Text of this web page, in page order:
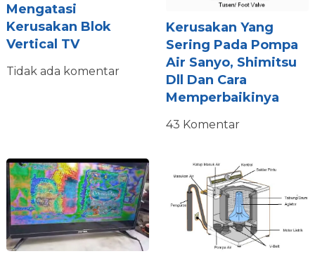
Mengatasi
Kerusakan Blok
Vertical TV
Tidak ada komentar
Kerusakan Yang
Sering Pada Pompa
Air Sanyo, Shimitsu
Dll Dan Cara
Memperbaikinya
43 Komentar